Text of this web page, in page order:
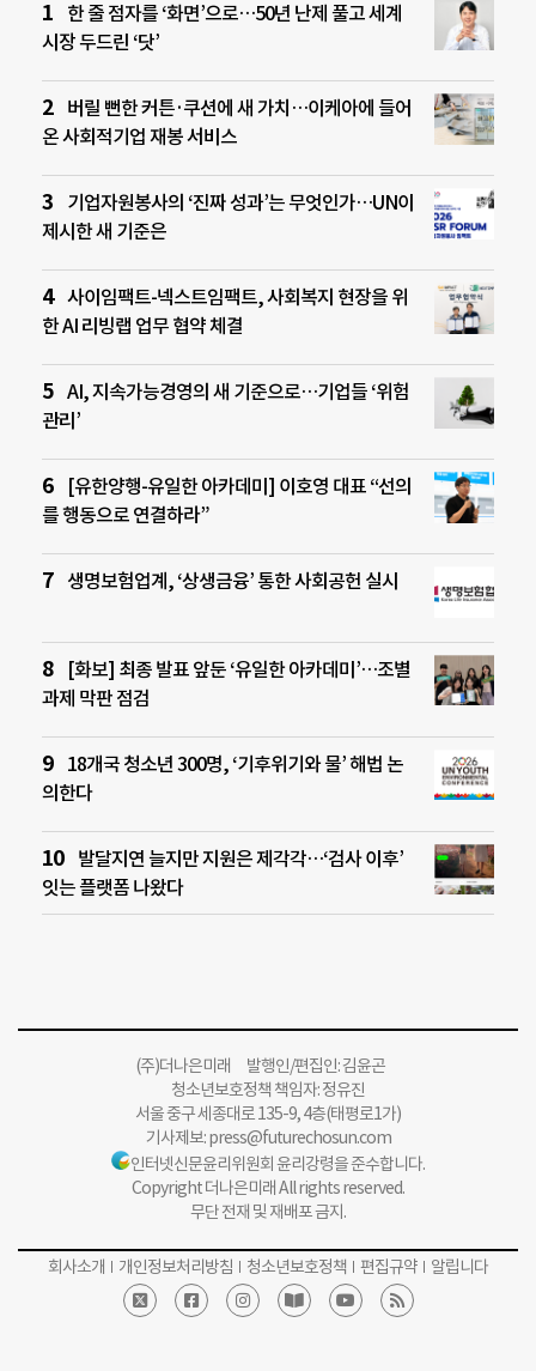
한 줄 점자를 ‘화면’으로…50년 난제 풀고 세계
시장 두드린 ‘닷’
버릴 뻔한 커튼·쿠션에 새 가치…이케아에 들어
온 사회적기업 재봉 서비스
기업자원봉사의 ‘진짜 성과’는 무엇인가…UN이
제시한 새 기준은
사이임팩트-넥스트임팩트, 사회복지 현장을 위
한 AI 리빙랩 업무 협약 체결
AI, 지속가능경영의 새 기준으로…기업들 ‘위험
관리’
[유한양행-유일한 아카데미] 이호영 대표 “선의
를 행동으로 연결하라”
생명보험업계, ‘상생금융’ 통한 사회공헌 실시
[화보] 최종 발표 앞둔 ‘유일한 아카데미’…조별
과제 막판 점검
18개국 청소년 300명, ‘기후위기와 물’ 해법 논
의한다
발달지연 늘지만 지원은 제각각…‘검사 이후’
잇는 플랫폼 나왔다
(주)더나은미래 발행인/편집인: 김윤곤
청소년보호정책 책임자: 정유진
서울 중구 세종대로 135-9, 4층(태평로1가)
기사제보:press@futurechosun.com
인터넷신문윤리위원회 윤리강령을 준수합니다.
Copyright 더나은미래 All rights reserved.
무단 전재 및 재배포 금지.
회사소개 개인정보처리방침 청소년보호정책 편집규약 알립니다